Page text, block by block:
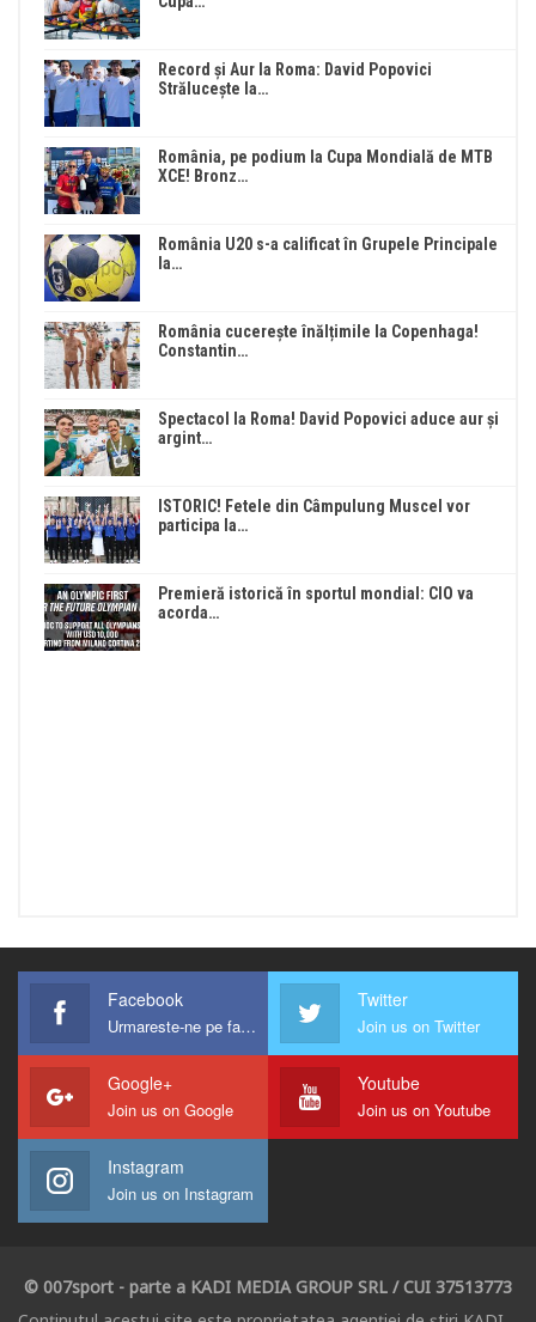
Record și Aur la Roma: David Popovici
Strălucește la…
România, pe podium la Cupa Mondială de MTB
XCE! Bronz…
România U20 s-a calificat în Grupele Principale
la…
România cucerește înălțimile la Copenhaga!
Constantin…
Spectacol la Roma! David Popovici aduce aur și
argint…
ISTORIC! Fetele din Câmpulung Muscel vor
participa la…
Premieră istorică în sportul mondial: CIO va
acorda…
Facebook
Urmareste-ne pe facebook !
Twitter
Join us on Twitter
Google+
Join us on Google
Youtube
Join us on Youtube
Instagram
Join us on Instagram
© 007sport - parte a KADI MEDIA GROUP SRL / CUI 37513773